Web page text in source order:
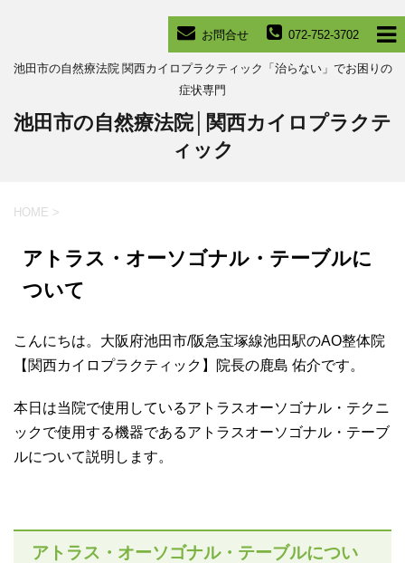
072-752-3702
お問合せ
池田市の自然療法院 関西カイロプラクティック「治らない」でお困りの
症状専門
池田市の自然療法院│関西カイロプラクテ
ィック
HOME >
アトラス・オーソゴナル・テーブルに
ついて
こんにちは。大阪府池田市/阪急宝塚線池田駅のAO整体院
【関西カイロプラクティック】院長の鹿島 佑介です。
本日は当院で使用しているアトラスオーソゴナル・テクニ
ックで使用する機器であるアトラスオーソゴナル・テーブ
ルについて説明します。
アトラス・オーソゴナル・テーブルについ